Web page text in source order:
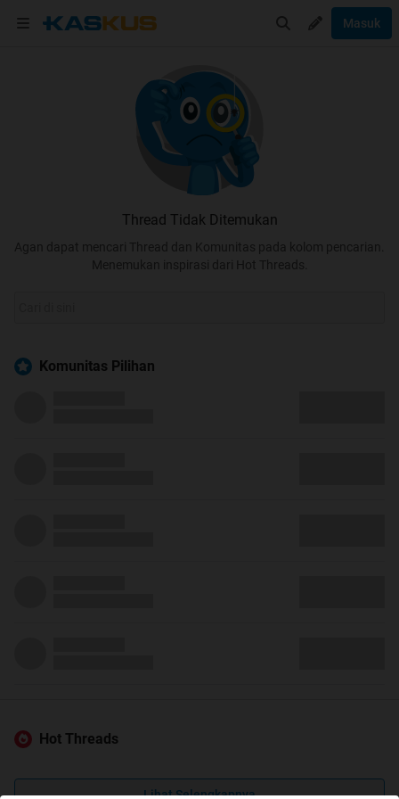
Masuk
Thread Tidak Ditemukan
Agan dapat mencari Thread dan Komunitas pada kolom pencarian.
Menemukan inspirasi dari Hot Threads.
Komunitas Pilihan
Hot Threads
Lihat Selengkapnya